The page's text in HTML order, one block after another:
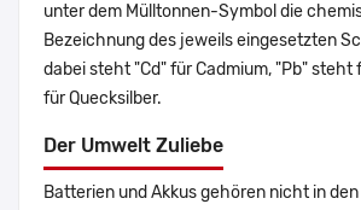
unter dem Mülltonnen-Symbol die
Bezeichnung des jeweils eingesetzten
dabei steht "Cd" für Cadmium, "Pb" steht
für Quecksilber.
Der Umwelt Zuliebe
Batterien und Akkus gehören nicht in